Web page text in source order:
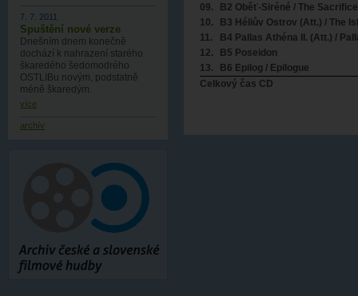
09.
B2 Oběť-Siréné / The
10.
B3 Héliův Ostrov (Att.) / The
11.
B4 Pallas Athéna II. (Att.) /
12.
B5 Poseidon
13.
B6 Epilog / Epilogue
Celkový čas CD
7. 7. 2011
Spuštění nové verze
Dnešním dnem konečně
dochází k nahrazení starého
škaredého šedomodrého
OSTLIBu novým, podstatně
méně škaredým.
více
archív